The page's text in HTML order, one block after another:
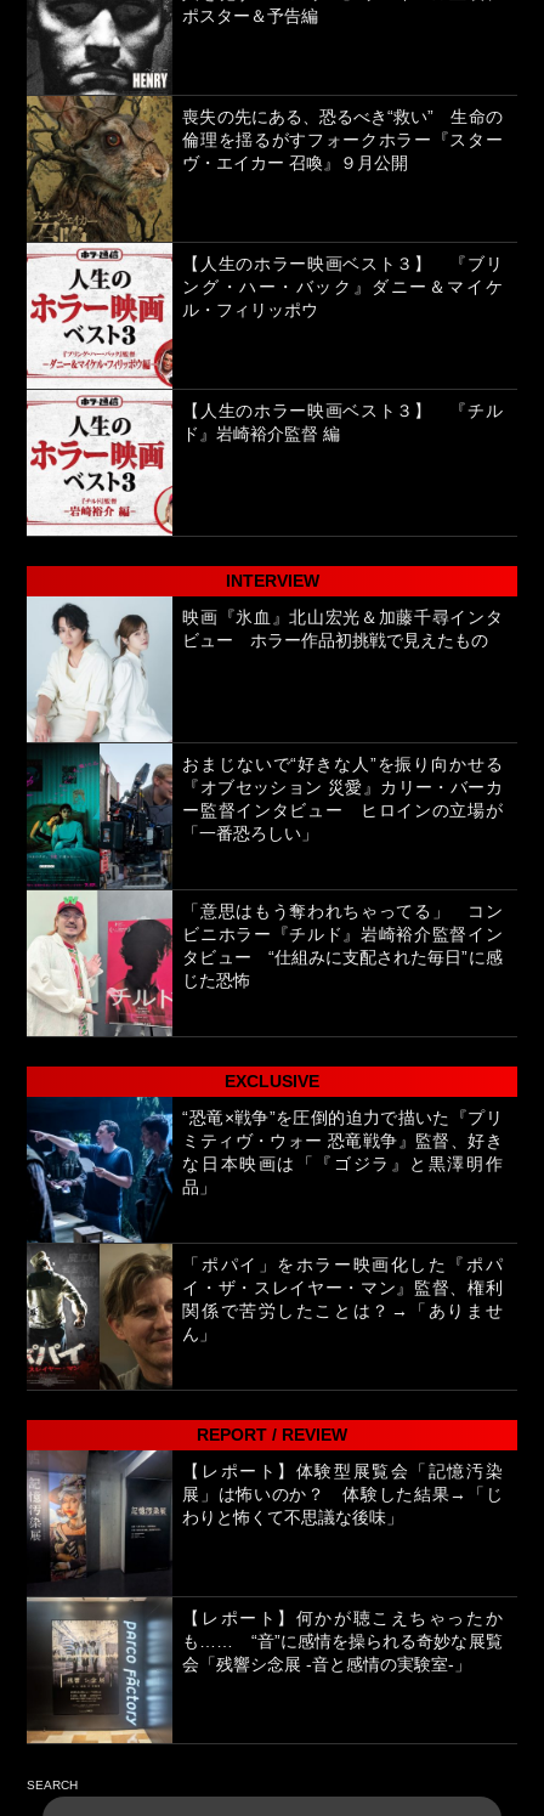
ポスター＆予告編
喪失の先にある、恐るべき“救い” 生命の
倫理を揺るがすフォークホラー『スター
ヴ・エイカー 召喚』９月公開
【人生のホラー映画ベスト３】 『ブリ
ング・ハー・バック』ダニー＆マイケ
ル・フィリッポウ
【人生のホラー映画ベスト３】 『チル
ド』岩崎裕介監督 編
INTERVIEW
映画『氷血』北山宏光＆加藤千尋インタ
ビュー ホラー作品初挑戦で見えたもの
おまじないで“好きな人”を振り向かせる
『オブセッション 災愛』カリー・バーカ
ー監督インタビュー ヒロインの立場が
「一番恐ろしい」
「意思はもう奪われちゃってる」 コン
ビニホラー『チルド』岩崎裕介監督イン
タビュー “仕組みに支配された毎日”に感
じた恐怖
EXCLUSIVE
“恐竜×戦争”を圧倒的迫力で描いた『プリ
ミティヴ・ウォー 恐竜戦争』監督、好き
な日本映画は「『ゴジラ』と黒澤明作
品」
「ポパイ」をホラー映画化した『ポパ
イ・ザ・スレイヤー・マン』監督、権利
関係で苦労したことは？→「ありませ
ん」
REPORT / REVIEW
【レポート】体験型展覧会「記憶汚染
展」は怖いのか？ 体験した結果→「じ
わりと怖くて不思議な後味」
【レポート】何かが聴こえちゃったか
も…… “音”に感情を操られる奇妙な展覧
会「残響シ念展 -⾳と感情の実験室-」
SEARCH